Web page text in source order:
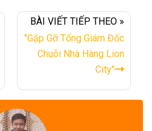
BÀI VIẾT TIẾP THEO »
"Gặp Gỡ Tổng Giám Đốc
Chuỗi Nhà Hàng Lion
City"